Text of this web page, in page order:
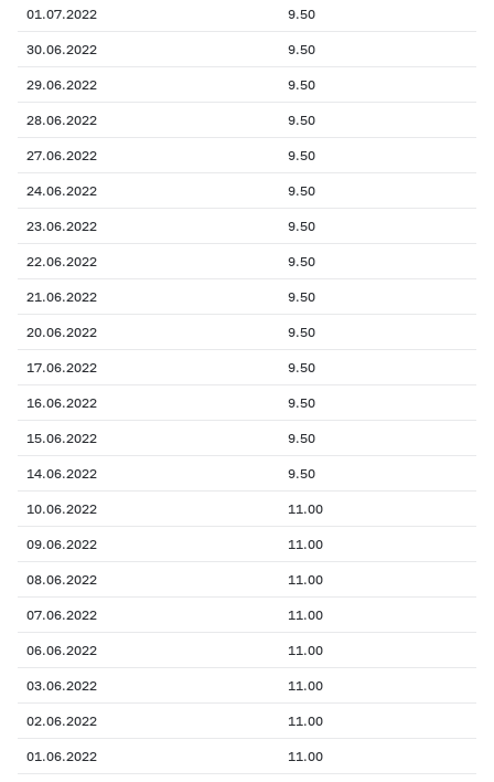
01.07.2022 9.50
30.06.2022 9.50
29.06.2022 9.50
28.06.2022 9.50
27.06.2022 9.50
24.06.2022 9.50
23.06.2022 9.50
22.06.2022 9.50
21.06.2022 9.50
20.06.2022 9.50
17.06.2022 9.50
16.06.2022 9.50
15.06.2022 9.50
14.06.2022 9.50
10.06.2022 11.00
09.06.2022 11.00
08.06.2022 11.00
07.06.2022 11.00
06.06.2022 11.00
03.06.2022 11.00
02.06.2022 11.00
01.06.2022 11.00